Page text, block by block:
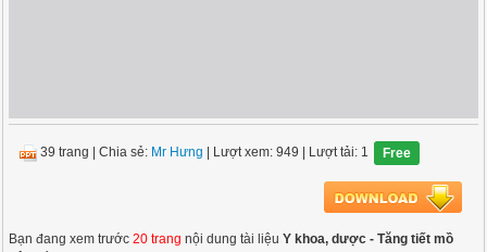
39 trang |Chia sẻ: Mr Hưng | Lượt xem: 949 | Lượt tải: 1 Free
Bạn đang xem trước20 trang nội dung tài liệuY khoa, dược - Tăng tiết mồ